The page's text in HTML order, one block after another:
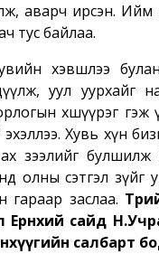
аварч ирсэн. Ийм
ач тус байлаа.
хувийн хэвшлээ
уул уурхайг
хөшүүрэг
Хувь хүн
зах зээлийг
олны сэтгэл
гараар заслаа.
сайд
салбарт